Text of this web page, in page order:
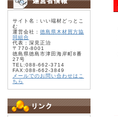
サイト名：いい端材どっとこ
む
運営会社： 徳島県木材買方協
同組合
代表：深見正治
〒770-8001
徳島県徳島市津田海岸町8番
27号
TEL:088-662-3714
FAX:088-662-3849
メールでのお問い合わせはこ
ちら